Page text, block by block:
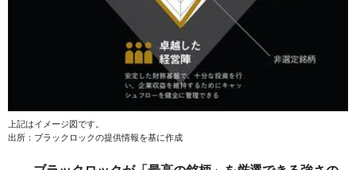
上記はイメージ図です。
出所：ブラックロックの提供情報を基に作成